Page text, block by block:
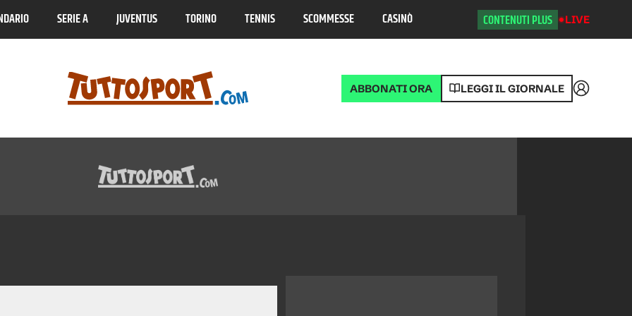
SERIE A JUVENTUS TORINO TENNIS SCOMMESSE CASINÒ CONTENUTI PLUS LIVE
ABBONATI ORA LEGGI IL GIORNALE Accedi